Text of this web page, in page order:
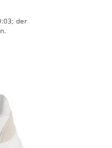
der